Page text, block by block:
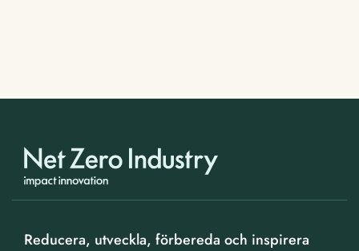
Reducera, utveckla, förbereda och inspirera